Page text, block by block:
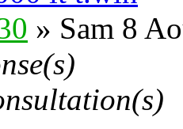
» Sam 8